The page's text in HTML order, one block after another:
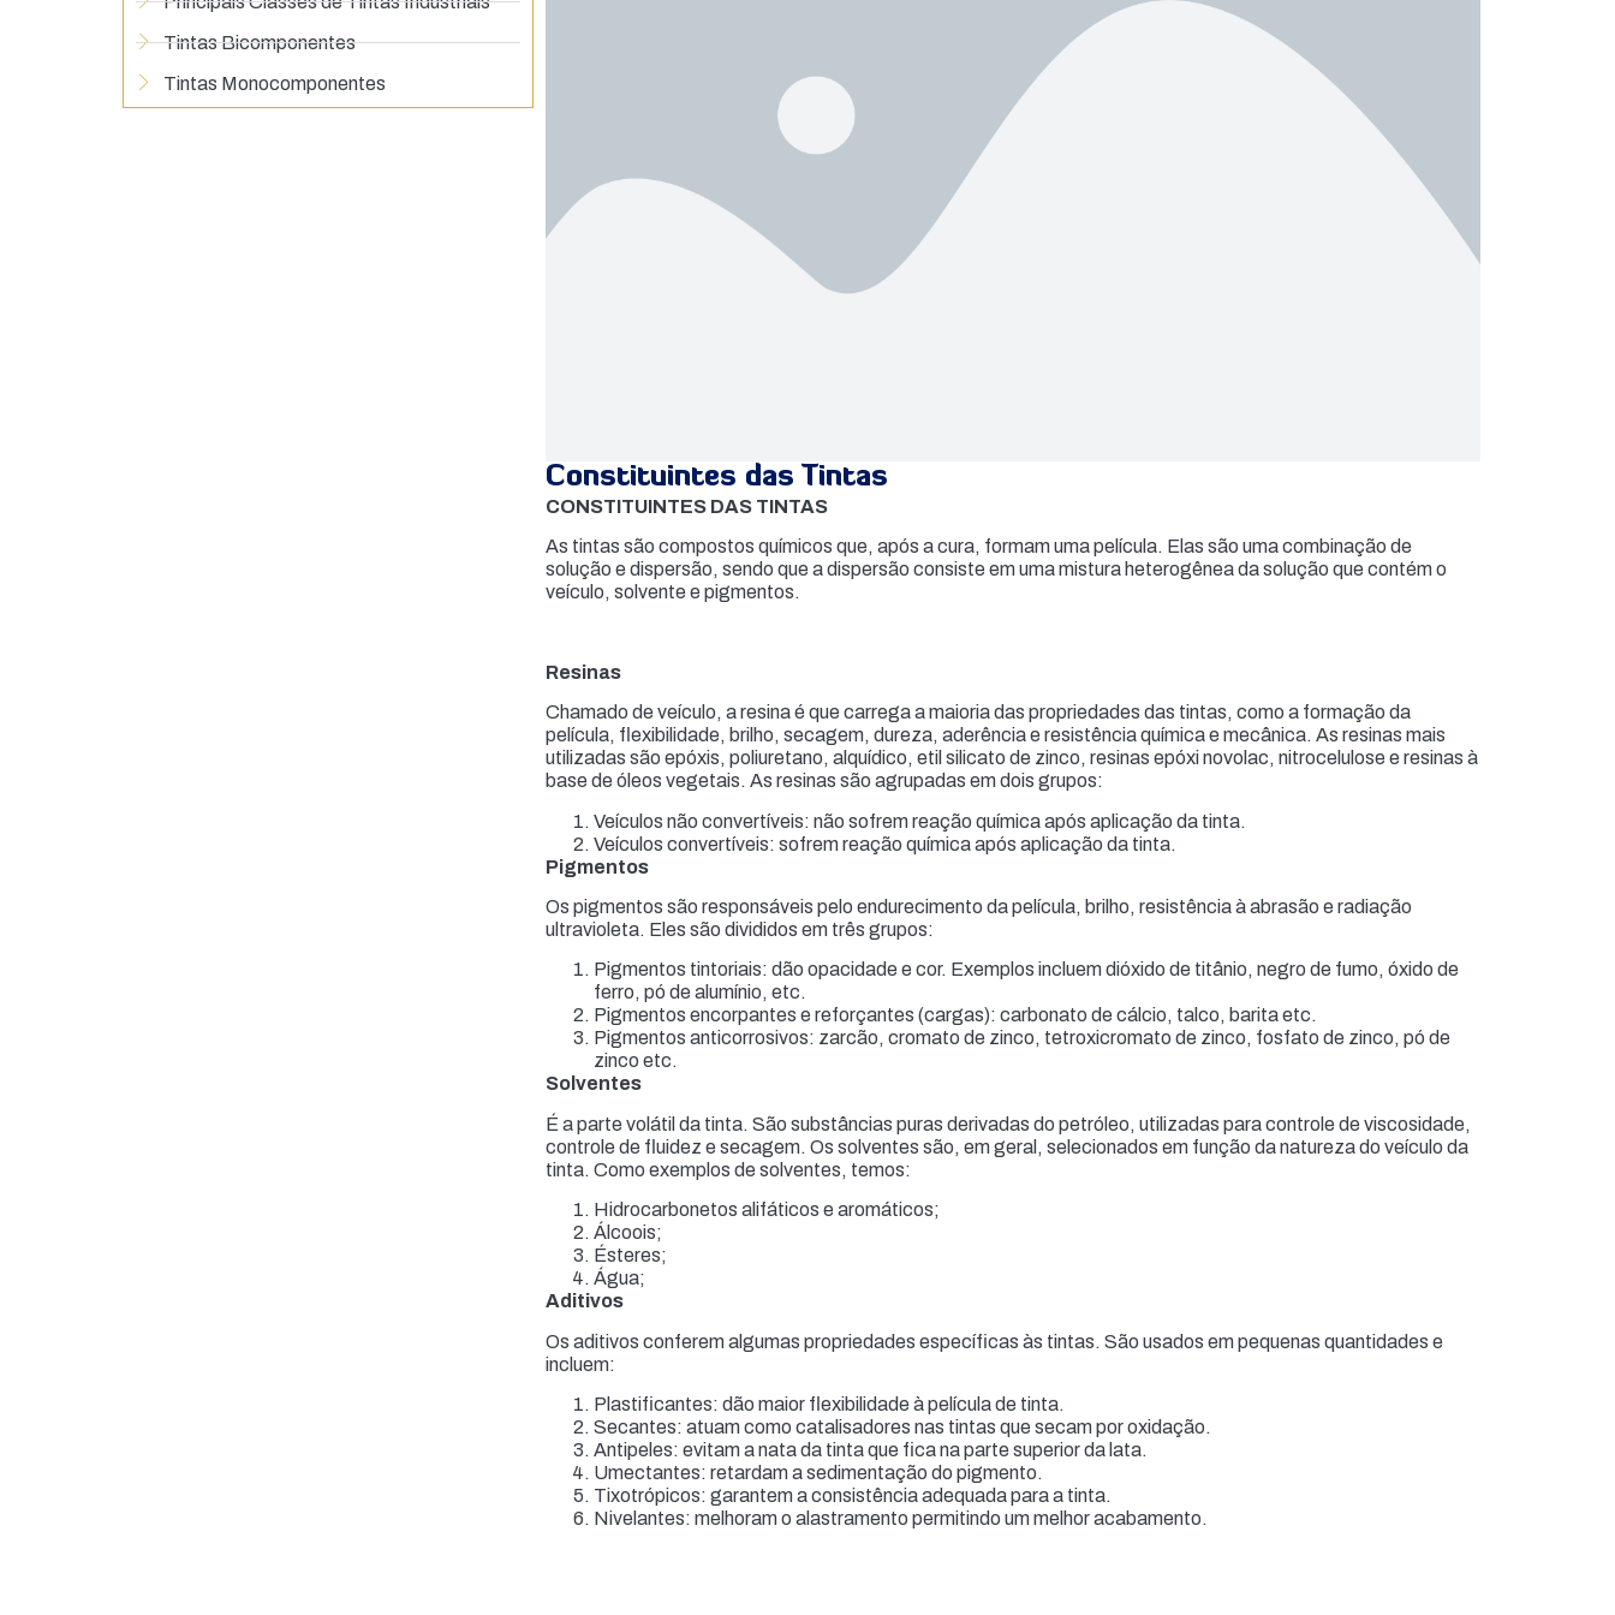
Tintas Bicomponentes
Tintas Monocomponentes
Constituintes das Tintas
CONSTITUINTES DAS TINTAS
As tintas são compostos químicos que, após a cura, formam uma película. Elas são uma combinação de
solução e dispersão, sendo que a dispersão consiste em uma mistura heterogênea da solução que contém o
veículo, solvente e pigmentos.
Resinas
Chamado de veículo, a resina é que carrega a maioria das propriedades das tintas, como a formação da
película, flexibilidade, brilho, secagem, dureza, aderência e resistência química e mecânica. As resinas mais
utilizadas são epóxis, poliuretano, alquídico, etil silicato de zinco, resinas epóxi novolac, nitrocelulose e resinas à
base de óleos vegetais. As resinas são agrupadas em dois grupos:
Veículos não convertíveis: não sofrem reação química após aplicação da tinta.
Veículos convertíveis: sofrem reação química após aplicação da tinta.
Pigmentos
Os pigmentos são responsáveis pelo endurecimento da película, brilho, resistência à abrasão e radiação
ultravioleta. Eles são divididos em três grupos:
Pigmentos tintoriais: dão opacidade e cor. Exemplos incluem dióxido de titânio, negro de fumo, óxido de
ferro, pó de alumínio, etc.
Pigmentos encorpantes e reforçantes (cargas): carbonato de cálcio, talco, barita etc.
Pigmentos anticorrosivos: zarcão, cromato de zinco, tetroxicromato de zinco, fosfato de zinco, pó de
zinco etc.
Solventes
É a parte volátil da tinta. São substâncias puras derivadas do petróleo, utilizadas para controle de viscosidade,
controle de fluidez e secagem. Os solventes são, em geral, selecionados em função da natureza do veículo da
tinta. Como exemplos de solventes, temos:
Hidrocarbonetos alifáticos e aromáticos;
Álcoois;
Ésteres;
Água;
Aditivos
Os aditivos conferem algumas propriedades específicas às tintas. São usados em pequenas quantidades e
incluem:
Plastificantes: dão maior flexibilidade à película de tinta.
Secantes: atuam como catalisadores nas tintas que secam por oxidação.
Antipeles: evitam a nata da tinta que fica na parte superior da lata.
Umectantes: retardam a sedimentação do pigmento.
Tixotrópicos: garantem a consistência adequada para a tinta.
Nivelantes: melhoram o alastramento permitindo um melhor acabamento.